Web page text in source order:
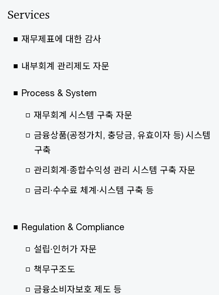
Services
재무제표에 대한 감사​
내부회계 관리제도 자문 ​
Process & System ​
재무회계 시스템 구축 자문​
금융상품(공정가치, 충당금, 유효이자 등) 시스템
구축 ​
관리회계·종합수익성 관리 시스템 구축 자문​
금리·수수료 체계·시스템 구축 등​
Regulation & Compliance​
설립·인허가 자문​
책무구조도​
금융소비자보호 제도 등​